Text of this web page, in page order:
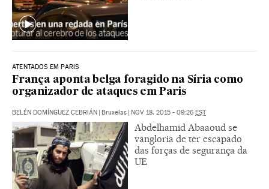
ATENTADOS EM PARIS
França aponta belga foragido na Síria como
organizador de ataques em Paris
BELÉN DOMÍNGUEZ CEBRIÁN | Bruxelas | NOV 18, 2015 - 09:26 EST
Abdelhamid Abaaoud se
vangloria de ter escapado
das forças de segurança da
UE